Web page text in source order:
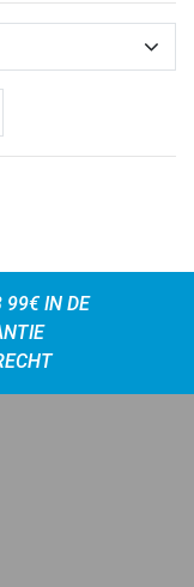
99€ IN DE